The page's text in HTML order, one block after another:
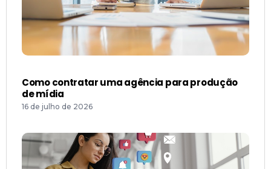
Como contratar uma agência para produção
de mídia
16 de julho de 2026